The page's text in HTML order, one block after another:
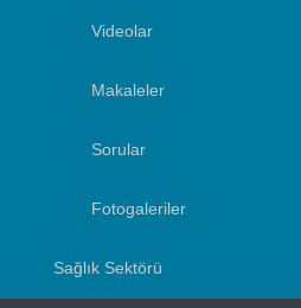
Videolar
Makaleler
Sorular
Fotogaleriler
Sağlık Sektörü